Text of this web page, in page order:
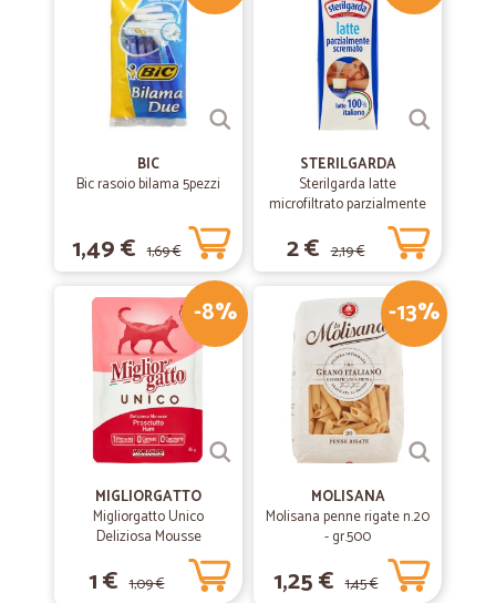
BIC
Bic rasoio bilama 5pezzi
1,49 € 1,69 €
STERILGARDA
Sterilgarda latte
microfiltrato parzialmente
2 € 2,19 €
-8%
MIGLIORGATTO
Migliorgatto Unico
Deliziosa Mousse
Prosciutto 85 gr.
1 € 1,09 €
-13%
MOLISANA
Molisana penne rigate n.20
- gr.500
1,25 € 1,45 €